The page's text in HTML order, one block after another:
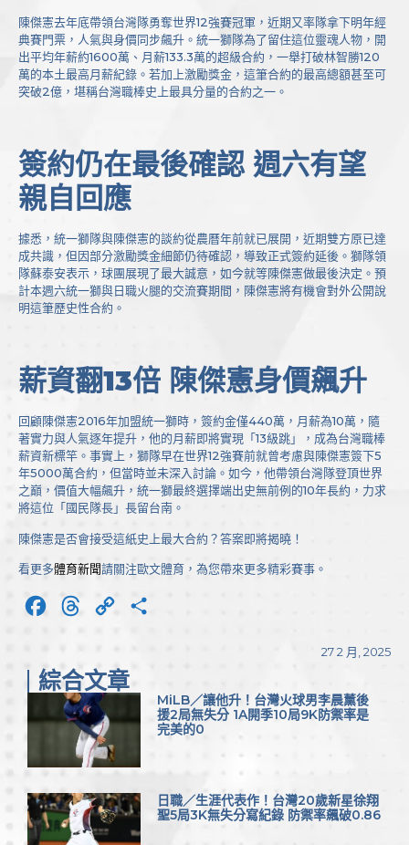
陳傑憲去年底帶領台灣隊勇奪世界12強賽冠軍，近期又率隊拿下明年經
典賽門票，人氣與身價同步飆升。統一獅隊為了留住這位靈魂人物，開
出平均年薪約1600萬、月薪133.3萬的超級合約，一舉打破林智勝120
萬的本土最高月薪紀錄。若加上激勵獎金，這筆合約的最高總額甚至可
突破2億，堪稱台灣職棒史上最具分量的合約之一。
簽約仍在最後確認 週六有望
親自回應
據悉，統一獅隊與陳傑憲的談約從農曆年前就已展開，近期雙方原已達
成共識，但因部分激勵獎金細節仍待確認，導致正式簽約延後。獅隊領
隊蘇泰安表示，球團展現了最大誠意，如今就等陳傑憲做最後決定。預
計本週六統一獅與日職火腿的交流賽期間，陳傑憲將有機會對外公開說
明這筆歷史性合約。
薪資翻13倍 陳傑憲身價飆升
回顧陳傑憲2016年加盟統一獅時，簽約金僅440萬，月薪為10萬，隨
著實力與人氣逐年提升，他的月薪即將實現「13級跳」，成為台灣職棒
薪資新標竿。事實上，獅隊早在世界12強賽前就曾考慮與陳傑憲簽下5
年5000萬合約，但當時並未深入討論。如今，他帶領台灣隊登頂世界
之巔，價值大幅飆升，統一獅最終選擇端出史無前例的10年長約，力求
將這位「國民隊長」長留台南。
陳傑憲是否會接受這紙史上最大合約？答案即將揭曉！
看更多體育新聞請關注歐文體育，為您帶來更多精彩賽事。
FacebookThreads
Copy
27 2 月, 2025
綜合文章
MiLB／讓他升！台灣火球男李晨薰後
援2局無失分 1A開季10局9K防禦率是
完美的0
日職／生涯代表作！台灣20歲新星徐翔
聖5局3K無失分寫紀錄 防禦率飆破0.86